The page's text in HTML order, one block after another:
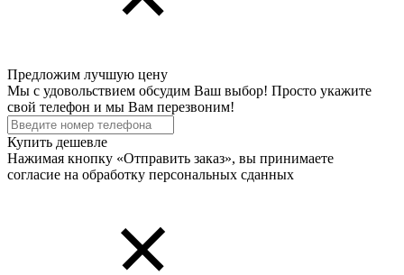
Предложим лучшую цену
Мы с удовольствием обсудим Ваш выбор! Просто укажите
свой телефон и мы Вам перезвоним!
Купить дешевле
Нажимая кнопку «Отправить заказ», вы принимаете
согласие на обработку персональных cданных